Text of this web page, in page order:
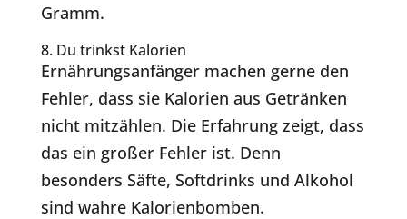
Gramm.
8. Du trinkst Kalorien
Ernährungsanfänger machen gerne den
Fehler, dass sie Kalorien aus Getränken
nicht mitzählen. Die Erfahrung zeigt, dass
das ein großer Fehler ist. Denn
besonders Säfte, Softdrinks und Alkohol
sind wahre Kalorienbomben.